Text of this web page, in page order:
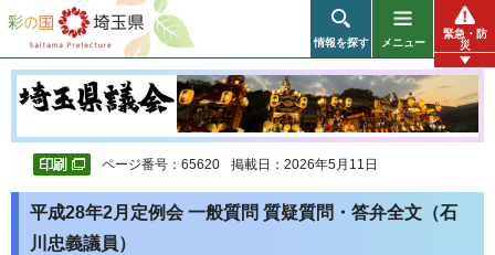
彩の国 埼玉県
情報を探す メニュー
緊急・防
災
ページ番号：65620 掲載日：2026年5月11日
平成28年2月定例会 一般質問 質疑質問・答弁全文（石
川忠義議員）